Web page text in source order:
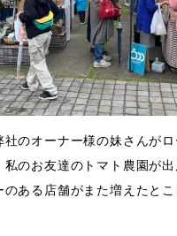
社のオーナー様の妹さんが
私のお友達のトマト農園が
のある店舗がまた増えたと